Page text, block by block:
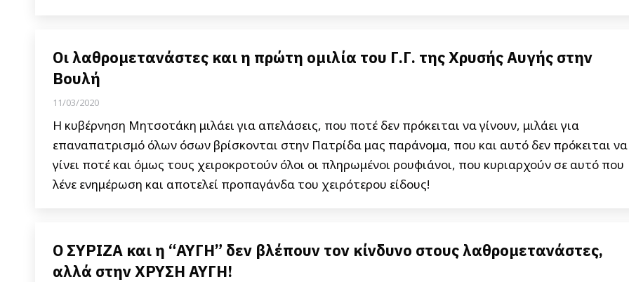
Οι λαθρομετανάστες και η πρώτη ομιλία του Γ.Γ. της Χρυσής Αυγής στην
Βουλή
11/03/2020
Η κυβέρνηση Μητσοτάκη μιλάει για απελάσεις, που ποτέ δεν πρόκειται να γίνουν, μιλάει για
επαναπατρισμό όλων όσων βρίσκονται στην Πατρίδα μας παράνομα, που και αυτό δεν πρόκειται να
γίνει ποτέ και όμως τους χειροκροτούν όλοι οι πληρωμένοι ρουφιάνοι, που κυριαρχούν σε αυτό που
λένε ενημέρωση και αποτελεί προπαγάνδα του χειρότερου είδους!
Ο ΣΥΡΙΖΑ και η “ΑΥΓΗ” δεν βλέπουν τον κίνδυνο στους λαθρομετανάστες,
αλλά στην ΧΡΥΣΗ ΑΥΓΗ!